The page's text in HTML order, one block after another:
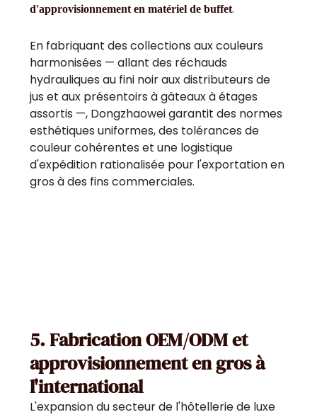
d'approvisionnement en matériel de buffet.
En fabriquant des collections aux couleurs
harmonisées — allant des réchauds
hydrauliques au fini noir aux distributeurs de
jus et aux présentoirs à gâteaux à étages
assortis —, Dongzhaowei garantit des normes
esthétiques uniformes, des tolérances de
couleur cohérentes et une logistique
d'expédition rationalisée pour l'exportation en
gros à des fins commerciales.
5. Fabrication OEM/ODM et
approvisionnement en gros à
l'international
L'expansion du secteur de l'hôtellerie de luxe